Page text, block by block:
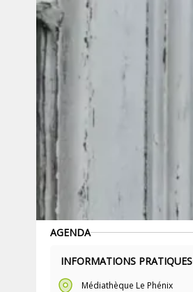
AGENDA
INFORMATIONS PRATIQUES
Médiathèque Le Phénix